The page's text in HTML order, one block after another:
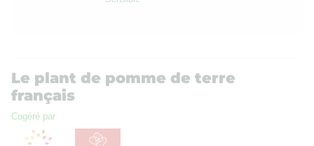
Le plant de pomme de terre
français
Cogéré par